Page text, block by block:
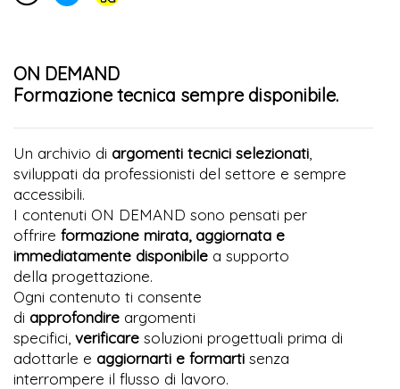
ON DEMAND
Formazione tecnica sempre disponibile.
Un archivio di argomenti tecnici selezionati
sviluppati da professionisti del settore e sempre
accessibili.
I contenuti ON DEMAND sono pensati per
offrire formazione mirata, aggiornata e
immediatamente disponibile a supporto
della progettazione.
Ogni contenuto ti consente
di approfondire argomenti
specifici, verificare soluzioni progettuali prima di
adottarle e aggiornarti e formarti senza
interrompere il flusso di lavoro.